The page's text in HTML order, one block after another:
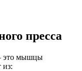
пресса
мышцы
из: